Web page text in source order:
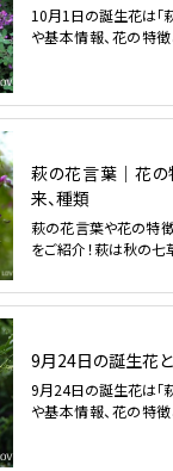
10月1日の誕生花は「萩
や基本情報、花の特
萩の花言葉｜花の
来、種類
萩の花言葉や花の特
をご紹介！萩は秋の
9月24日の誕生花
9月24日の誕生花は「萩
や基本情報、花の特